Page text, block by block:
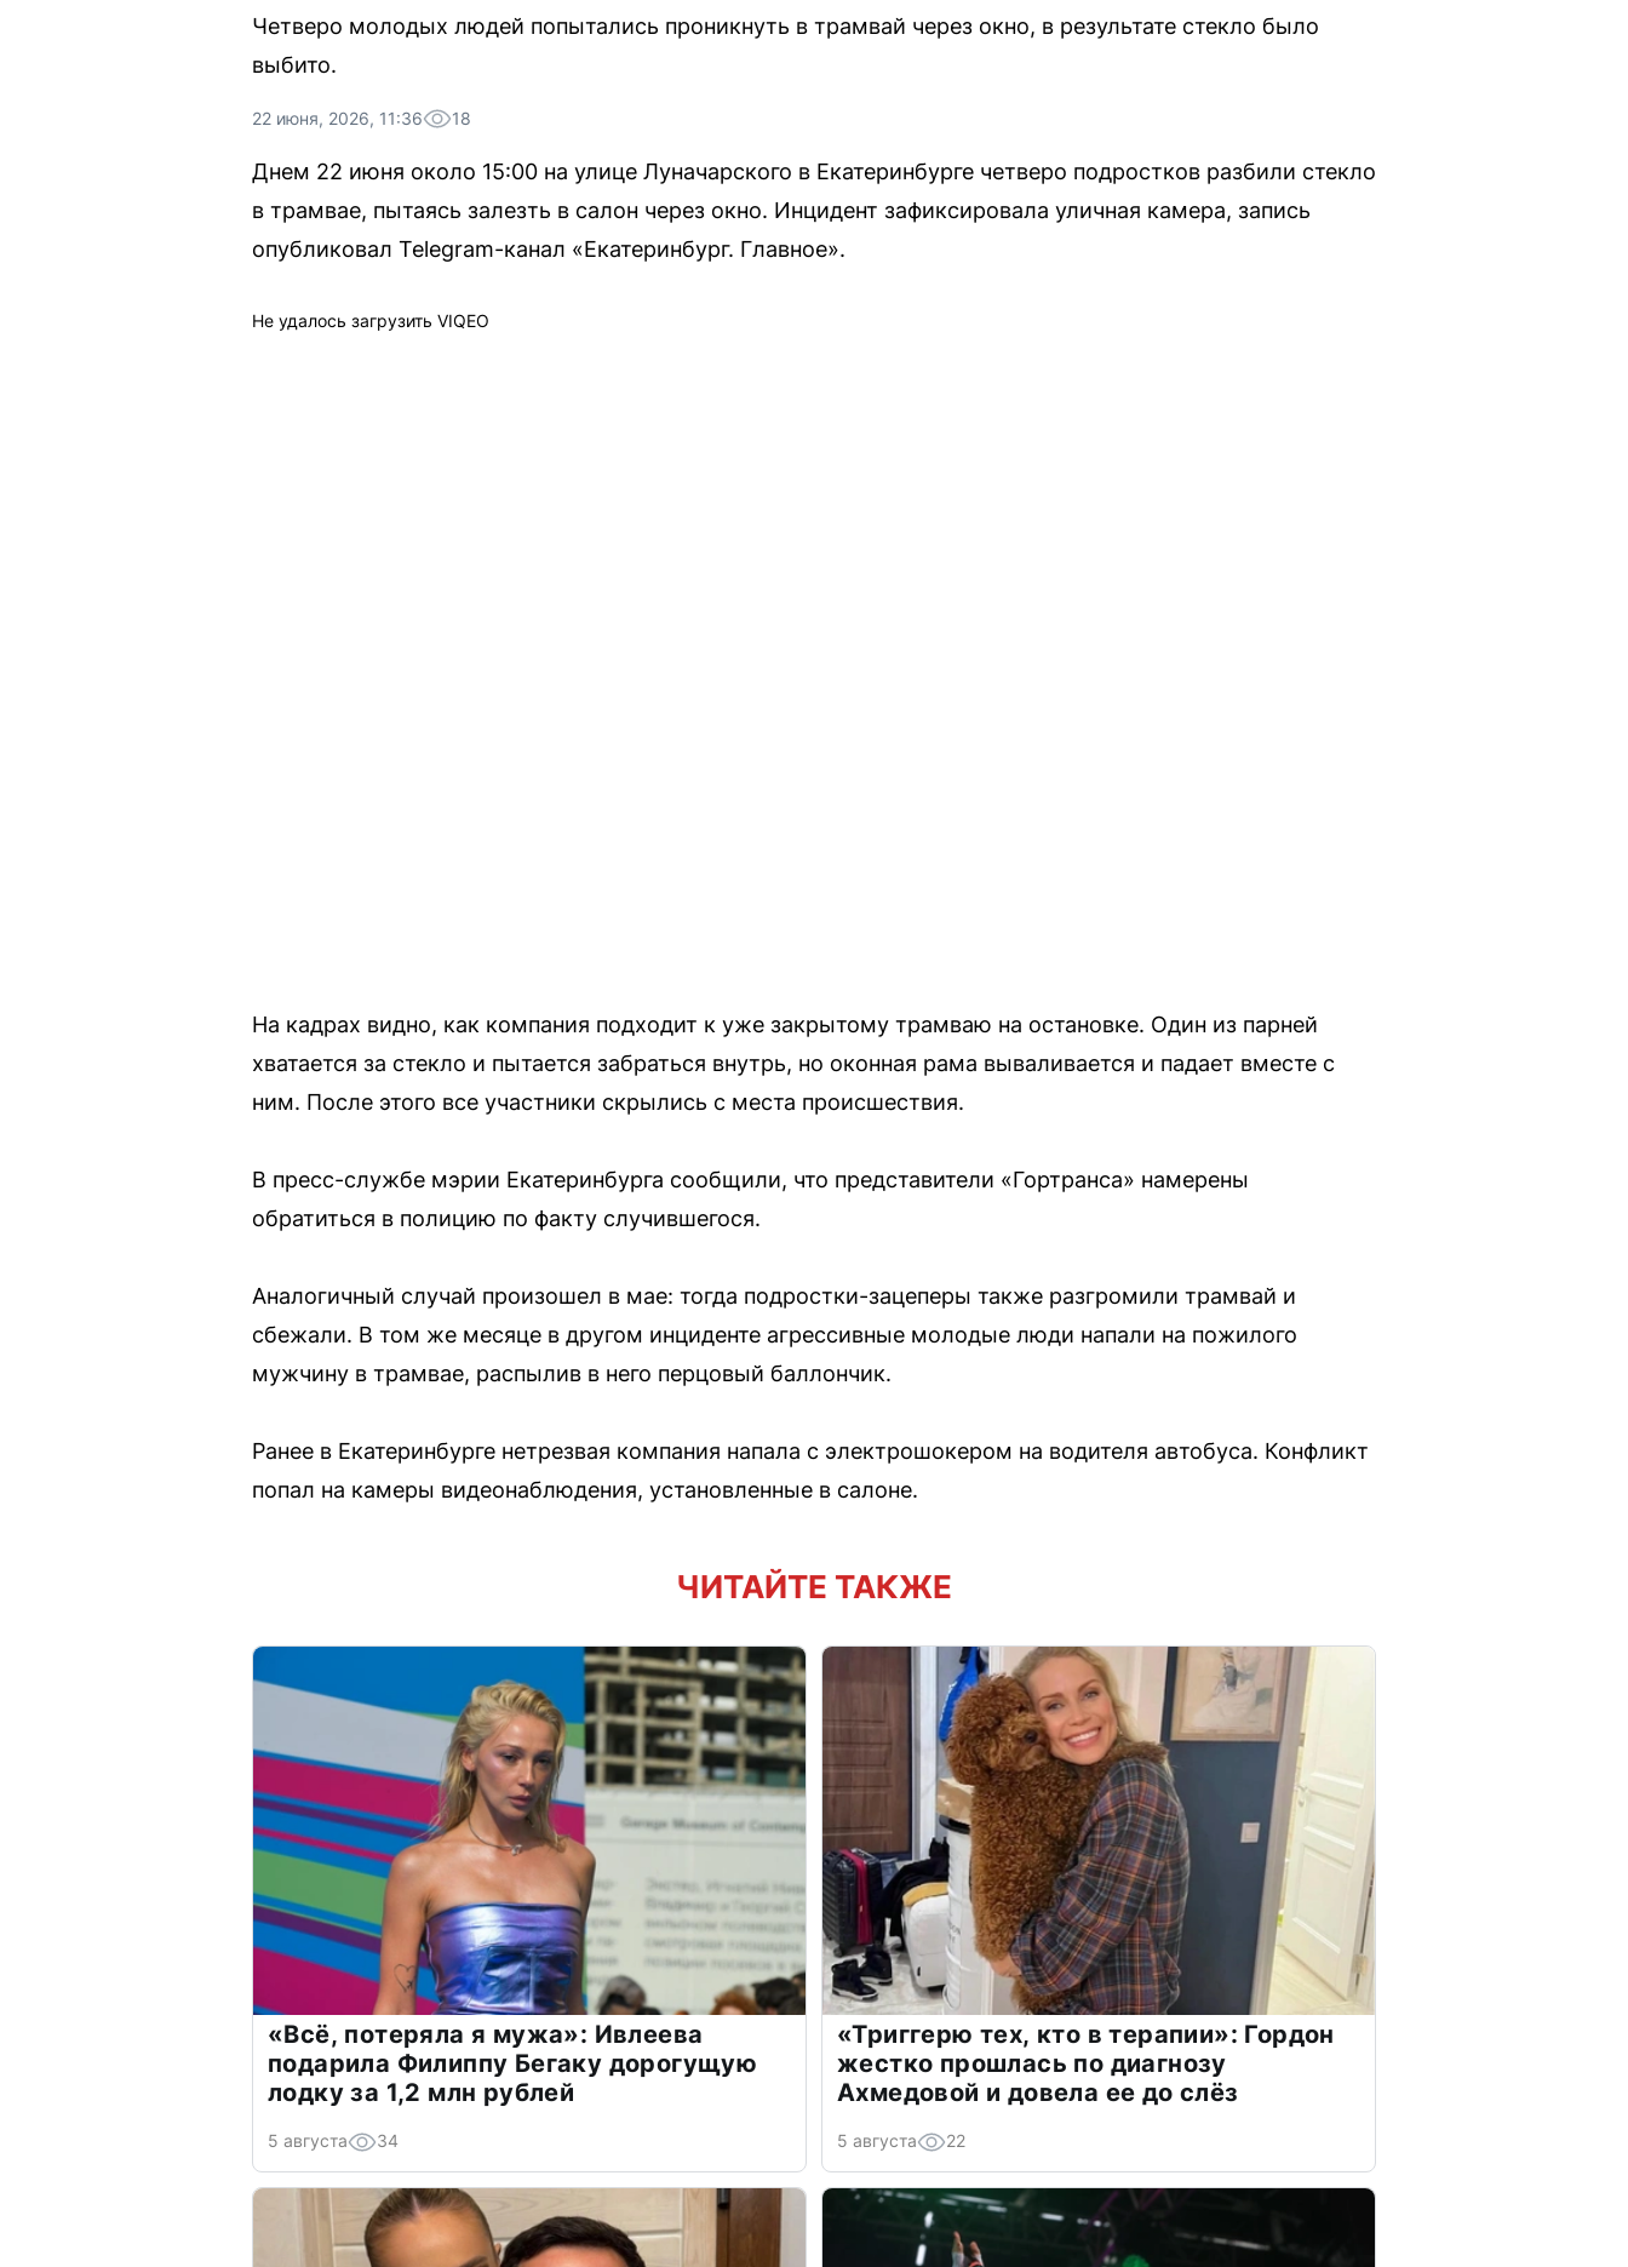
Четверо молодых людей попытались проникнуть в трамвай через окно, в результате стекло было
выбито.
22 июня, 2026, 11:36 18
Днем 22 июня около 15:00 на улице Луначарского в Екатеринбурге четверо подростков разбили стекло
в трамвае, пытаясь залезть в салон через окно. Инцидент зафиксировала уличная камера, запись
опубликовал Telegram-канал «Екатеринбург. Главное».
Не удалось загрузить VIQEO
На кадрах видно, как компания подходит к уже закрытому трамваю на остановке. Один из парней
хватается за стекло и пытается забраться внутрь, но оконная рама вываливается и падает вместе с
ним. После этого все участники скрылись с места происшествия.
В пресс-службе мэрии Екатеринбурга сообщили, что представители «Гортранса» намерены
обратиться в полицию по факту случившегося.
Аналогичный случай произошел в мае: тогда подростки-зацеперы также разгромили трамвай и
сбежали. В том же месяце в другом инциденте агрессивные молодые люди напали на пожилого
мужчину в трамвае, распылив в него перцовый баллончик.
Ранее в Екатеринбурге нетрезвая компания напала с электрошокером на водителя автобуса. Конфликт
попал на камеры видеонаблюдения, установленные в салоне.
ЧИТАЙТЕ ТАКЖЕ
«Всё, потеряла я мужа»: Ивлеева
подарила Филиппу Бегаку дорогущую
лодку за 1,2 млн рублей
5 августа 34
«Триггерю тех, кто в терапии»: Гордон
жестко прошлась по диагнозу
Ахмедовой и довела ее до слёз
5 августа 22